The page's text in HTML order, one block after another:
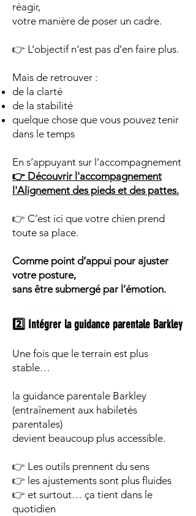
réagir,
votre manière de poser un cadre.
👉 L’objectif n’est pas d’en faire plus.
Mais de retrouver :
de la clarté
de la stabilité
quelque chose que vous pouvez tenir
dans le temps
En s’appuyant sur l’accompagnement
👉 Découvrir l'accompagnement
l'Alignement des pieds et des pattes.
👉 C’est ici que votre chien prend
toute sa place.
Comme point d’appui pour ajuster
votre posture,
sans être submergé par l’émotion.
2️⃣ Intégrer la guidance parentale Barkley
Une fois que le terrain est plus
stable…
la guidance parentale Barkley
(entraînement aux habiletés
parentales)
devient beaucoup plus accessible.
👉 Les outils prennent du sens
👉 les ajustements sont plus fluides
👉 et surtout… ça tient dans le
quotidien